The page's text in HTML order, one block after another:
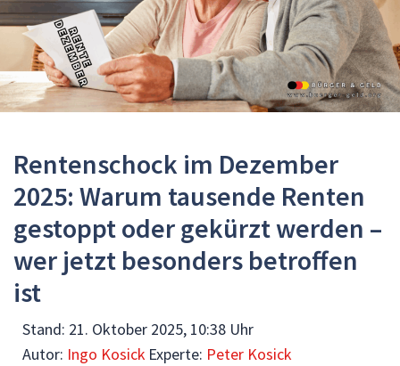
Rentenschock im Dezember
2025: Warum tausende Renten
gestoppt oder gekürzt werden –
wer jetzt besonders betroffen
ist
Stand: 21. Oktober 2025, 10:38 Uhr
Autor: Ingo Kosick Experte: Peter Kosick